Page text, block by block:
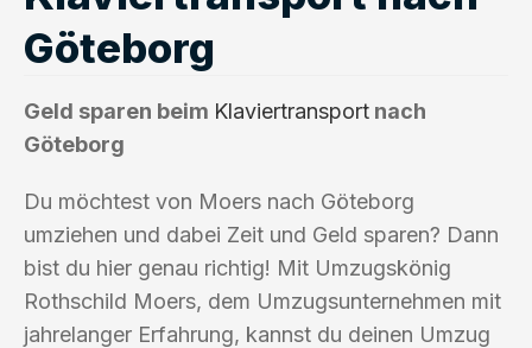
Göteborg
Geld sparen beim Klaviertransport nach
Göteborg
Du möchtest von Moers nach Göteborg
umziehen und dabei Zeit und Geld sparen? Dann
bist du hier genau richtig! Mit Umzugskönig
Rothschild Moers, dem Umzugsunternehmen mit
jahrelanger Erfahrung, kannst du deinen Umzug